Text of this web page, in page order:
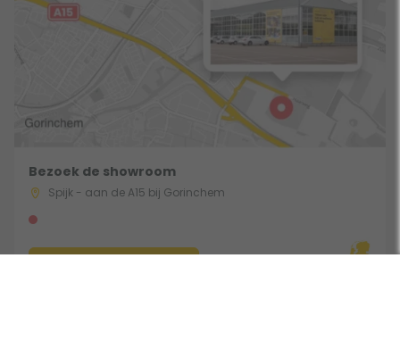
Bezoek de showroom
Spijk - aan de A15 bij Gorinchem